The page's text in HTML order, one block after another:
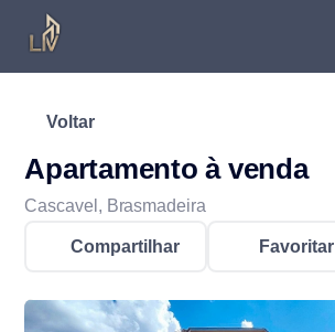
Voltar
Apartamento à venda
Cascavel, Brasmadeira
Compartilhar Favoritar